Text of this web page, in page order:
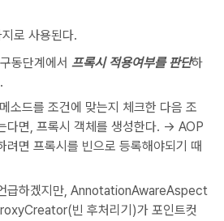
로 사용된다.
동단계에서 프록시 적용여부를 판단하
소드를 조건에 맞는지 체크한 다음 조
다면, 프록시 객체를 생성한다. -> AOP
려면 프록시를 빈으로 등록해야되기 때
급하겠지만, AnnotationAwareAspect
빈 후처리기)가 포인트컷